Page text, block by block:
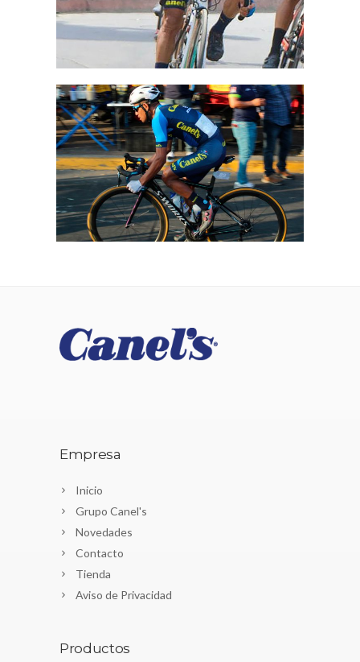
Empresa
Inicio
Grupo Canel's
Novedades
Contacto
Tienda
Aviso de Privacidad
Productos